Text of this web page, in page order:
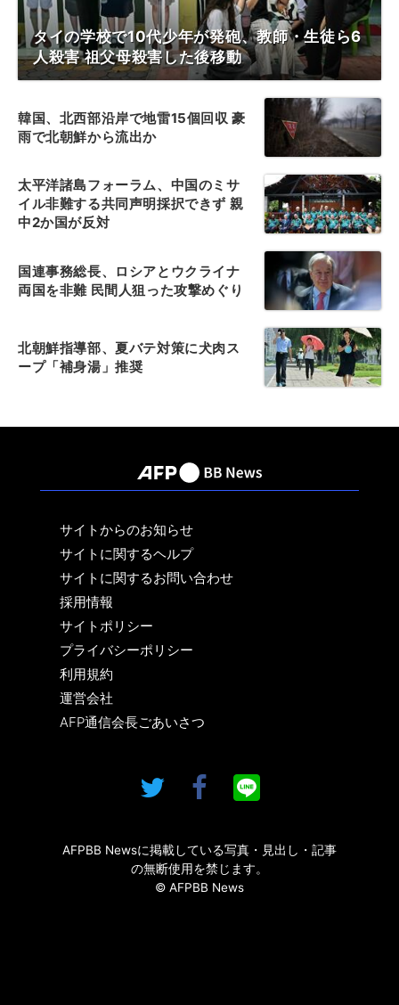
タイの学校で10代少年が発砲、教師・生徒ら6
人殺害 祖父母殺害した後移動
韓国、北西部沿岸で地雷15個回収 豪
雨で北朝鮮から流出か
太平洋諸島フォーラム、中国のミサ
イル非難する共同声明採択できず 親
中2か国が反対
国連事務総長、ロシアとウクライナ
両国を非難 民間人狙った攻撃めぐり
北朝鮮指導部、夏バテ対策に犬肉ス
ープ「補身湯」推奨
サイトからのお知らせ
サイトに関するヘルプ
サイトに関するお問い合わせ
採用情報
サイトポリシー
プライバシーポリシー
利用規約
運営会社
AFP通信会長ごあいさつ
AFPBB Newsに掲載している写真・見出し・記事
の無断使用を禁じます。
© AFPBB News